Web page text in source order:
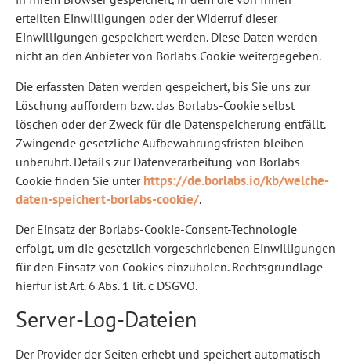
erteilten Einwilligungen oder der Widerruf dieser
Einwilligungen gespeichert werden. Diese Daten werden
nicht an den Anbieter von Borlabs Cookie weitergegeben.
Die erfassten Daten werden gespeichert, bis Sie uns zur
Löschung auffordern bzw. das Borlabs-Cookie selbst
löschen oder der Zweck für die Datenspeicherung entfällt.
Zwingende gesetzliche Aufbewahrungsfristen bleiben
unberührt. Details zur Datenverarbeitung von Borlabs
Cookie finden Sie unter https://de.borlabs.io/kb/welche-
daten-speichert-borlabs-cookie/.
Der Einsatz der Borlabs-Cookie-Consent-Technologie
erfolgt, um die gesetzlich vorgeschriebenen Einwilligungen
für den Einsatz von Cookies einzuholen. Rechtsgrundlage
hierfür ist Art. 6 Abs. 1 lit. c DSGVO.
Server-Log-Dateien
Der Provider der Seiten erhebt und speichert automatisch